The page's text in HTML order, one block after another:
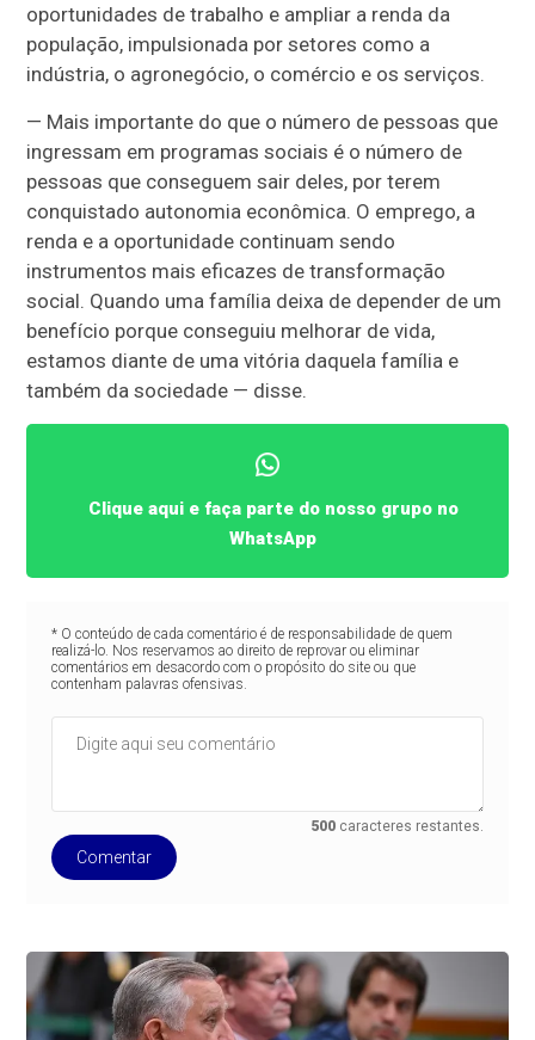
oportunidades de trabalho e ampliar a renda da
população, impulsionada por setores como a
indústria, o agronegócio, o comércio e os serviços.
— Mais importante do que o número de pessoas que
ingressam em programas sociais é o número de
pessoas que conseguem sair deles, por terem
conquistado autonomia econômica. O emprego, a
renda e a oportunidade continuam sendo
instrumentos mais eficazes de transformação
social. Quando uma família deixa de depender de um
benefício porque conseguiu melhorar de vida,
estamos diante de uma vitória daquela família e
também da sociedade — disse.
Clique aqui e faça parte do nosso grupo no
WhatsApp
* O conteúdo de cada comentário é de responsabilidade de quem
realizá-lo. Nos reservamos ao direito de reprovar ou eliminar
comentários em desacordo com o propósito do site ou que
contenham palavras ofensivas.
500 caracteres restantes.
Comentar